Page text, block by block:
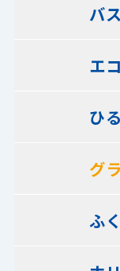
バ
エ
ひ
グ
ふ